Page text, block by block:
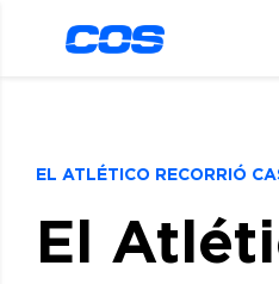
EL ATLÉTICO RECORRIÓ
El